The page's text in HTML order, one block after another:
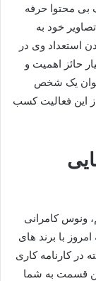
بی محتوا حرفه
خود به
استعداد وی در
حائز اهمیت و
یک شخص
این فعالیت کسب
ونوس کامرانی
با برند های
در کارنامه کاری
قسمت به شما